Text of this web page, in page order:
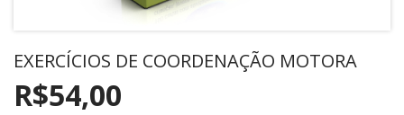
EXERCÍCIOS DE COORDENAÇÃO MOTORA
R$54,00